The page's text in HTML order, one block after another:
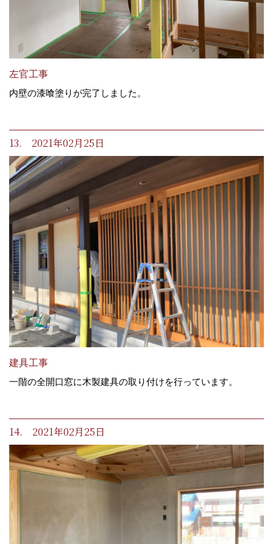
左官工事
内壁の漆喰塗りが完了しました。
13. 2021年02月25日
建具工事
一階の全開口窓に木製建具の取り付けを行っています。
14. 2021年02月25日